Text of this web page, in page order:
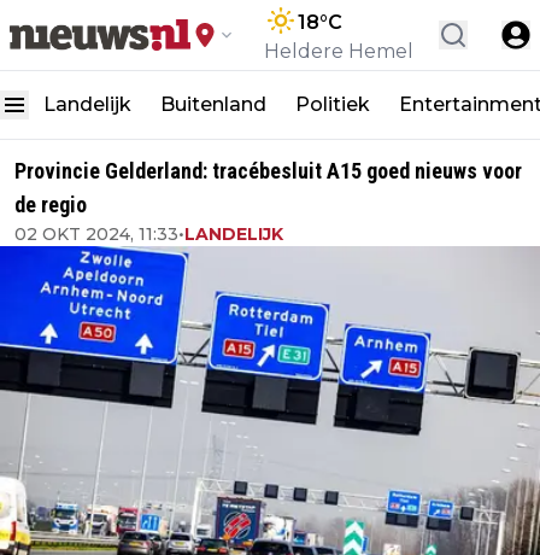
18°C
Heldere Hemel
Landelijk Buitenland Politiek
Provincie Gelderland: tracébesluit A15 goed nieuws voor
de regio
02 OKT 2024, 11:33•LANDELIJK